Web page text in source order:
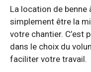
La location de
simplement être la
votre chantier. C’est
dans le choix du
faciliter votre travail.